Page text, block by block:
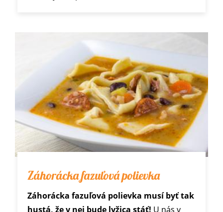
Záhorácka fazuľová polievka
Záhorácka fazuľová polievka musí byť tak
hustá, že v nej bude lyžica stáť! U nás v